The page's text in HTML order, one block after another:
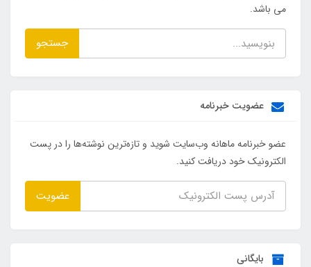
می باشد.
جستجو
عضویت خبرنامه
عضو خبرنامه ماهانه وب‌سایت شوید و تازه‌ترین نوشته‌ها را در پست
الکترونیک خود دریافت کنید.
عضویت
بایگانی